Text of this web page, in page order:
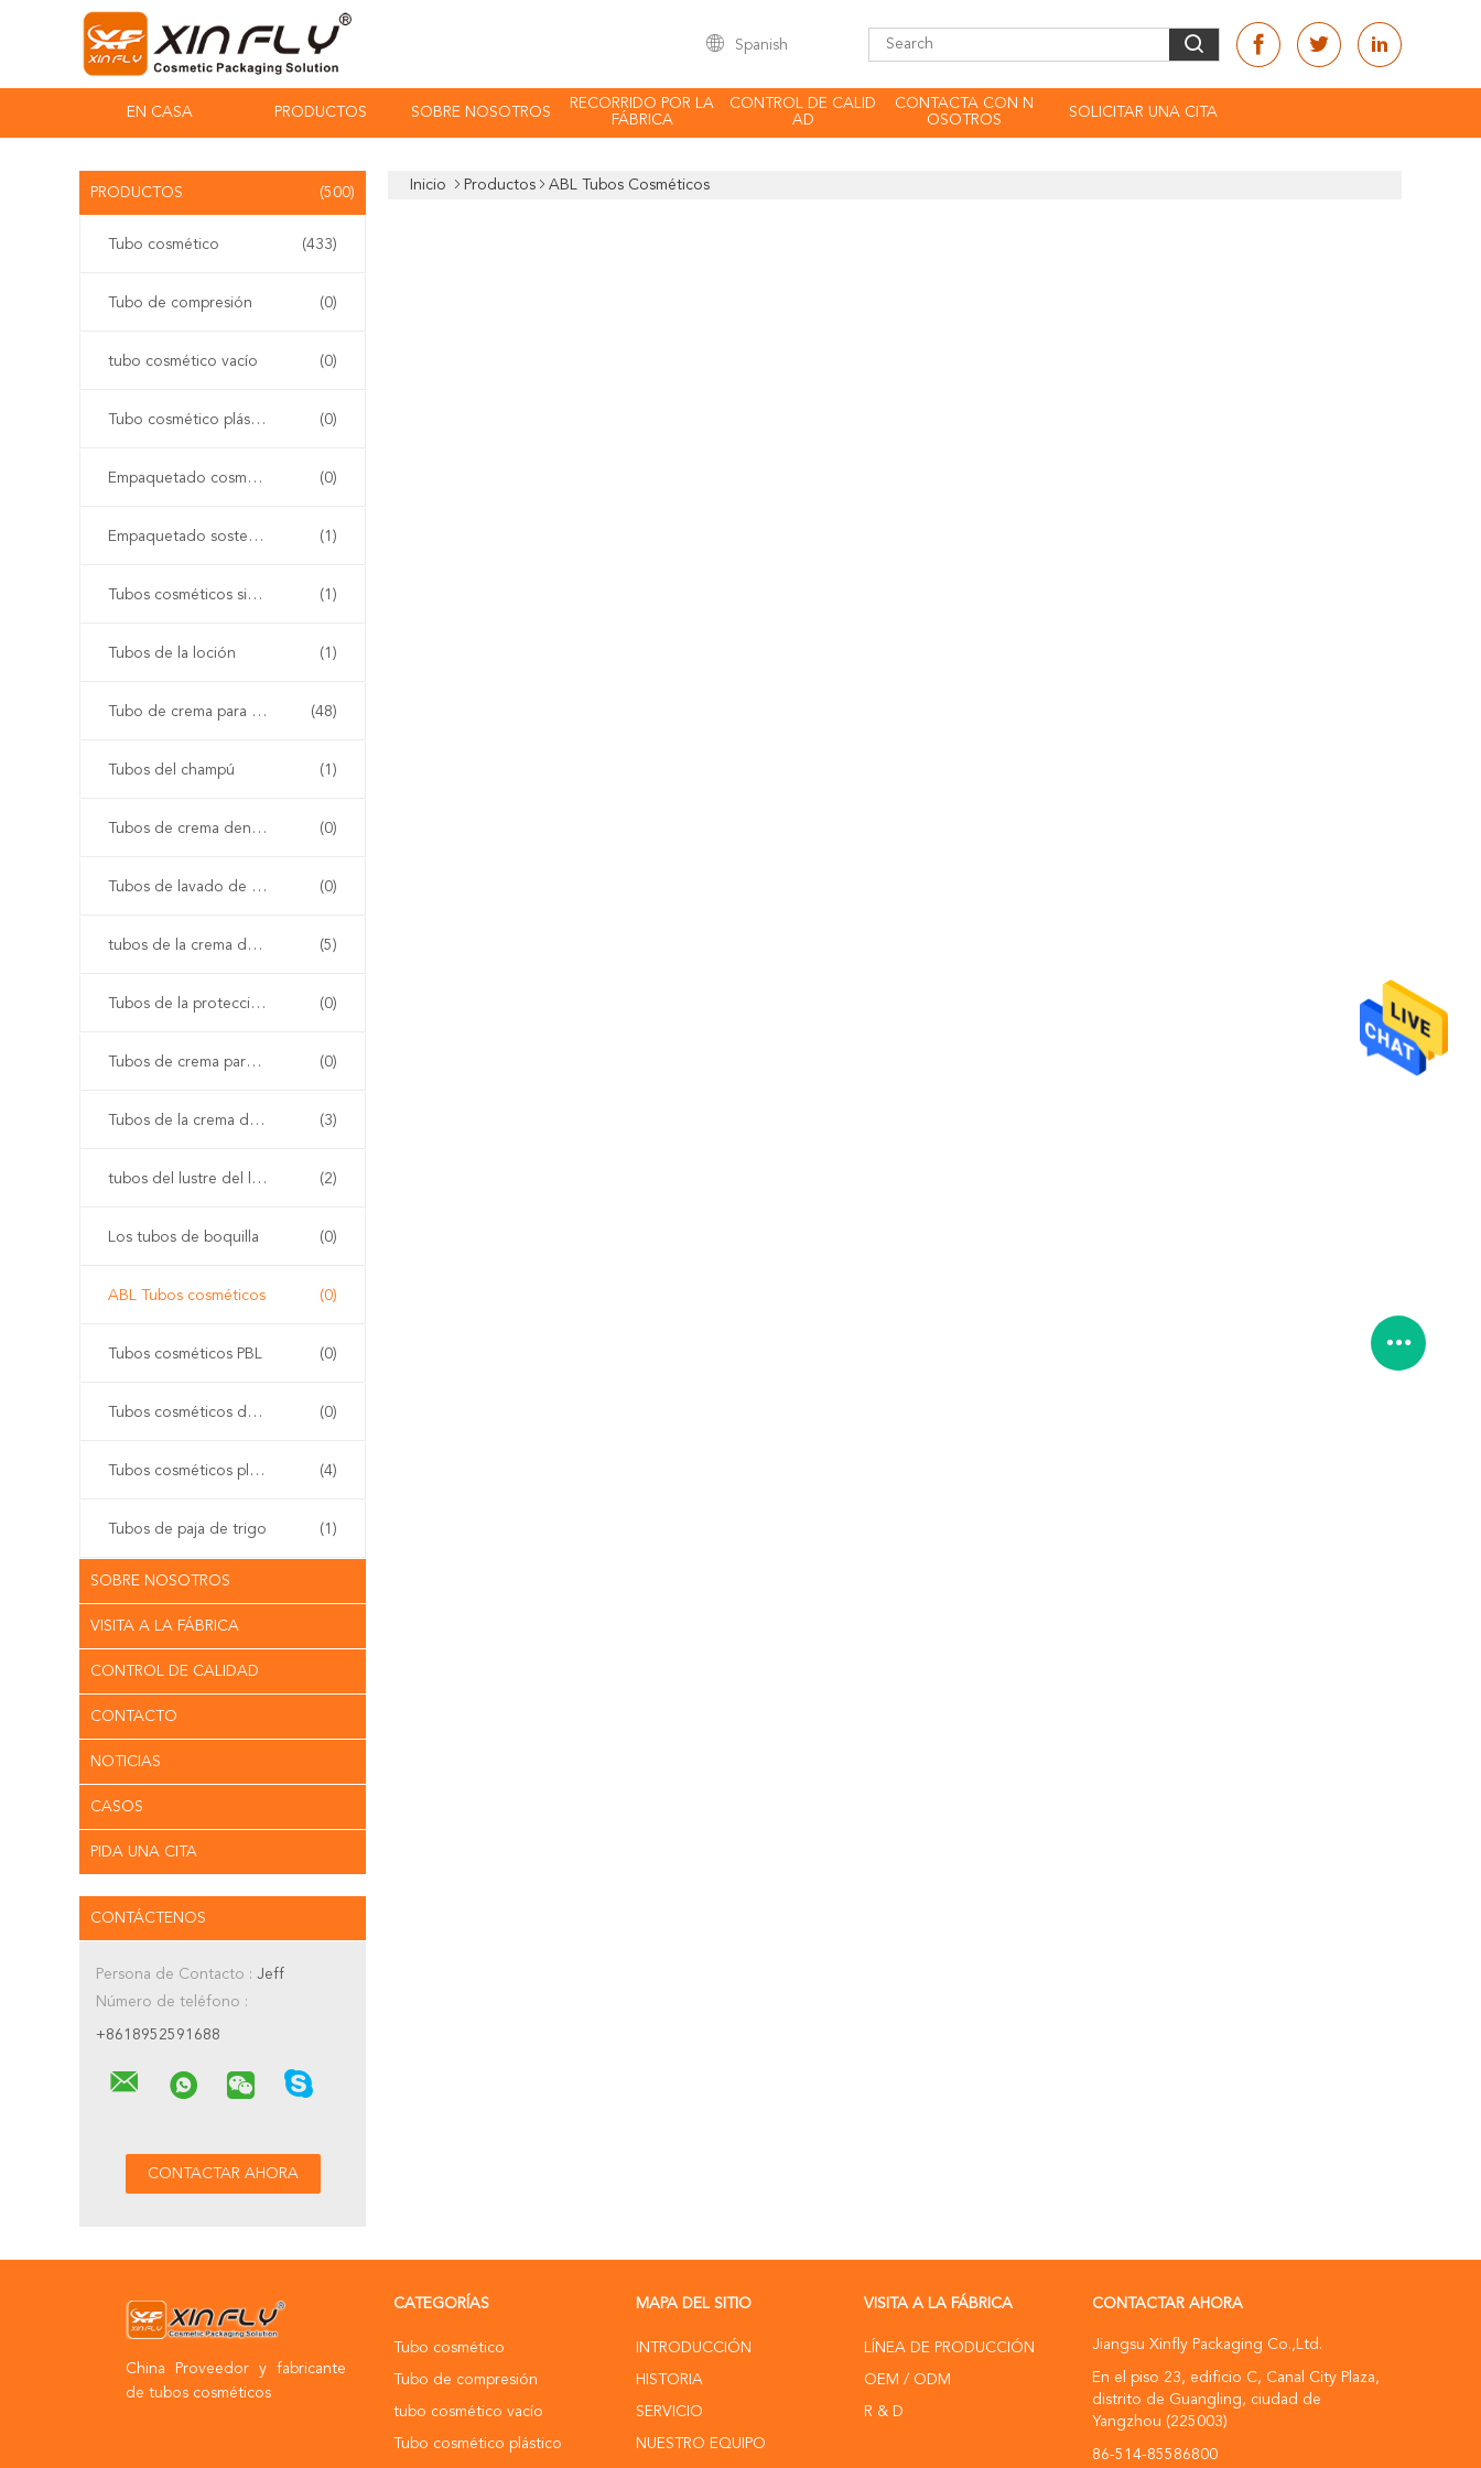
Spanish
EN CASA PRODUCTOS SOBRE NOSOTROS
RECORRIDO POR LA
FÁBRICA
CONTROL DE CALID
AD
CONTACTA CON N
OSOTROS
SOLICITAR UNA CITA
PRODUCTOS (500)
Tubo cosmético (433)
Tubo de compresión (0)
tubo cosmético vacío (0)
Tubo cosmético plástico (0)
Empaquetado cosmético del tubo (0)
Empaquetado sostenible (1)
Tubos cosméticos sin aire (1)
Tubos de la loción (1)
Tubo de crema para las manos (48)
Tubos del champú (1)
Tubos de crema dental (0)
Tubos de lavado de cara (0)
tubos de la crema del bb (5)
Tubos de la protección solar (0)
Tubos de crema para el rostro (0)
Tubos de la crema del ojo (3)
tubos del lustre del labio (2)
Los tubos de boquilla (0)
ABL Tubos cosméticos (0)
Tubos cosméticos PBL (0)
Tubos cosméticos de aluminio (0)
Tubos cosméticos plásticos de la polimerización en cadena (4)
Tubos de paja de trigo (1)
SOBRE NOSOTROS
VISITA A LA FÁBRICA
CONTROL DE CALIDAD
CONTACTO
NOTICIAS
CASOS
PIDA UNA CITA
CONTÁCTENOS
Persona de Contacto : Jeff
Número de teléfono :
+8618952591688
Inicio Productos ABL Tubos Cosméticos
China Proveedor y fabricante
de tubos cosméticos
CATEGORÍAS
Tubo cosmético
Tubo de compresión
tubo cosmético vacío
Tubo cosmético plástico
MAPA DEL SITIO
INTRODUCCIÓN
HISTORIA
SERVICIO
NUESTRO EQUIPO
VISITA A LA FÁBRICA
LÍNEA DE PRODUCCIÓN
OEM / ODM
R & D
CONTACTAR AHORA
Jiangsu Xinfly Packaging Co.,Ltd.
En el piso 23, edificio C, Canal City Plaza,
distrito de Guangling, ciudad de
Yangzhou (225003)
86-514-85586800